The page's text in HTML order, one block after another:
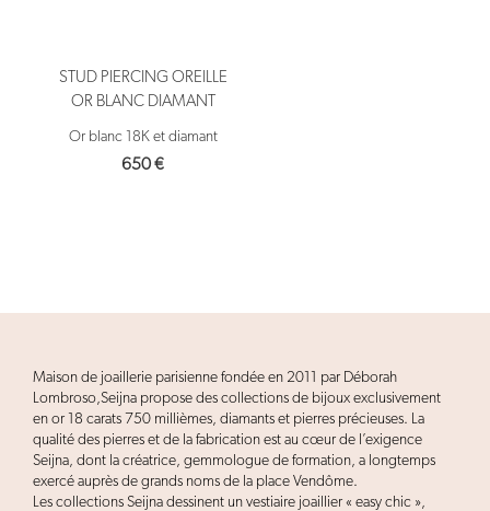
STUD PIERCING OREILLE
OR BLANC DIAMANT
Or blanc 18K et diamant
650€
Maison de joaillerie parisienne fondée en 2011 par Déborah
Lombroso,Seijna propose des collections de bijoux exclusivement
en or 18 carats 750 millièmes, diamants et pierres précieuses. La
qualité des pierres et de la fabrication est au cœur de l’exigence
Seijna, dont la créatrice, gemmologue de formation, a longtemps
exercé auprès de grands noms de la place Vendôme.
Les collections Seijna dessinent un vestiaire joaillier « easy chic »,